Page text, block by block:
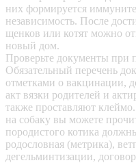
них формируется
независимость. После
щенков или котят можно
новый дом.
Проверьте документы при
Обязательный перечень
отметками о вакцинации,
акт вязки родителей и
также проставляют
на собаку вы можете
породистого котика
родословная (метрика),
дегельминтизации,